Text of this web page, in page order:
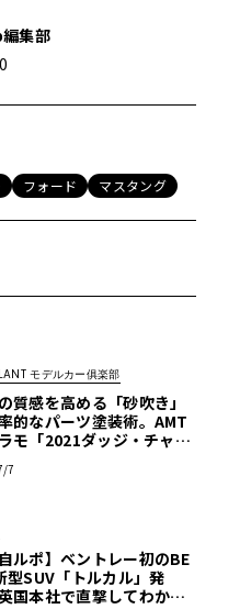
集部
フォード マスタング
モデルカー俱楽部
質感を高める「砂吹き」
的なパーツ塗装術。AMT
モ「2021ダッジ・チャー
モデルカー俱楽部】
7
自ルポ】ベントレー初のBE
型SUV「トルカル」発
国本社で直撃してわかっ